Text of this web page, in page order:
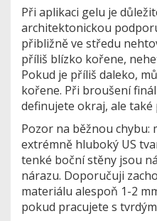
Při aplikaci gelu je
architektonickou
přibližně ve středu
příliš blízko kořene,
Pokud je příliš daleko,
kořene. Při broušení
definujete okraj, ale
Pozor na běžnou chybu:
extrémně hluboký US
tenké boční stěny jsou
nárazu. Doporučuji
materiálu alespoň 1-2
pokud pracujete s